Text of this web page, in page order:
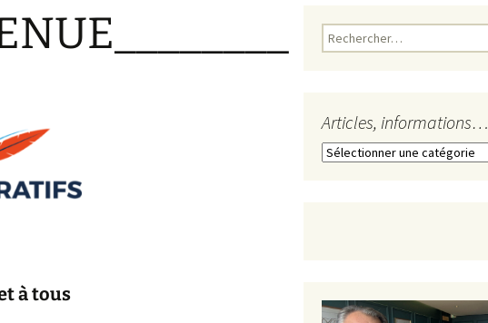
à tous
Rechercher :
Articles, informations…
Articles,